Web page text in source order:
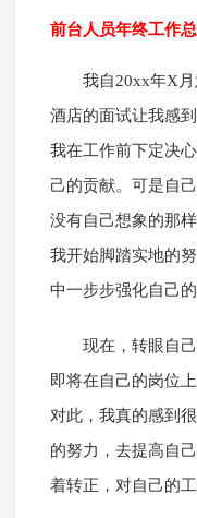
前台人员年终工作
我自20xx年X
酒店的面试让我感
我在工作前下定决
己的贡献。可是自
没有自己想象的那
我开始脚踏实地的
中一步步强化自己的
现在，转眼自
即将在自己的岗位
对此，我真的感到
的努力，去提高自
着转正，对自己的